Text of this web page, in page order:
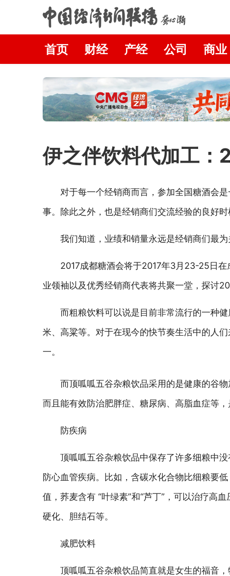
首页 财经 产经 公司 商业
伊之伴饮料代加工：
对于每一个经销商而言，参加全国糖酒会
事。除此之外，也是经销商们交流经验的良好时
我们知道，业绩和销量永远是经销商们最
2017成都糖酒会将于2017年3月23-25日
业领袖以及优秀经销商代表将共聚一堂，探讨
而粗粮饮料可以说是目前非常流行的一种
米、高粱等。对于在现今的快节奏生活中的人
一。
而顶呱呱五谷杂粮饮品采用的是健康的谷
而且能有效防治肥胖症、糖尿病、高脂血症等，
防疾病
顶呱呱五谷杂粮饮品中保存了许多细粮中
防心血管疾病。比如，含碳水化合物比细粮要
值，荞麦含有 “叶绿素”和“芦丁”，可以治疗高
硬化、胆结石等。
减肥饮料
顶呱呱五谷杂粮饮品简直就是女生的福音